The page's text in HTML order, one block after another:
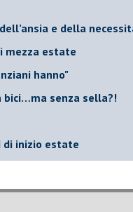
e della
mezza estate
hanno"
bici…ma senza sella?!
di inizio estate